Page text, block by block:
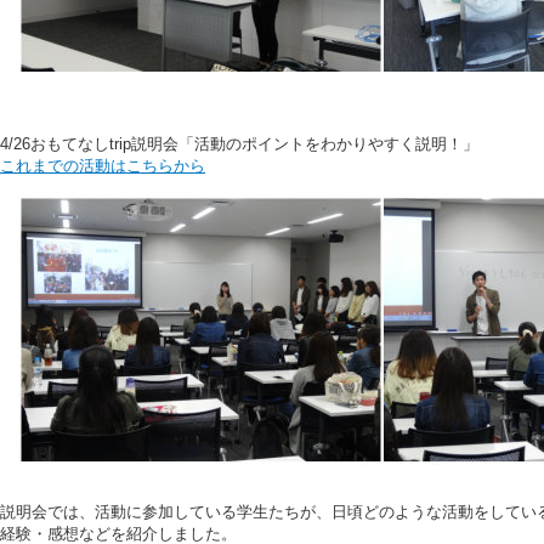
4/26おもてなしtrip説明会「活動のポイントをわかりやすく説明！」
これまでの活動はこちらから
説明会では、活動に参加している学生たちが、日頃どのような活動をして
経験・感想などを紹介しました。